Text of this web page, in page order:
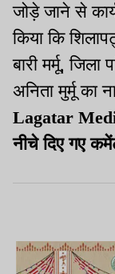
जोड़े जाने से
किया कि
बारी मर्मू,
अनिता मुर्मू का
Lagatar
नीचे दिए गए